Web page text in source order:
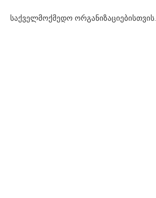
საქველმოქმედო ორგანიზაციებისთვის.